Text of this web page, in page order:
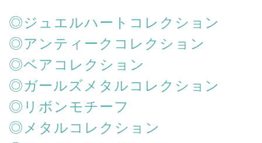
◎ジュエルハートコレクション
◎アンティークコレクション
◎ベアコレクション
◎ガールズメタルコレクション
◎リボンモチーフ
◎メタルコレクション